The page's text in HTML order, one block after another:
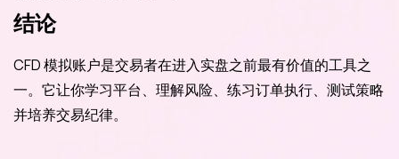
结论
CFD 模拟账户是交易者在进入实盘之前最有价值的工具之
一。它让你学习平台、理解风险、练习订单执行、测试策略
并培养交易纪律。